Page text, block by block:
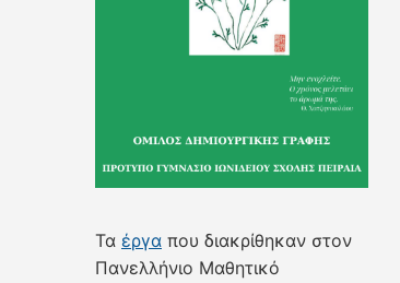
Τα έργα που διακρίθηκαν στον
Πανελλήνιο Μαθητικό